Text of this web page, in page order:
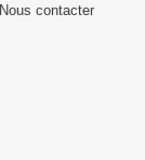
Nous contacter